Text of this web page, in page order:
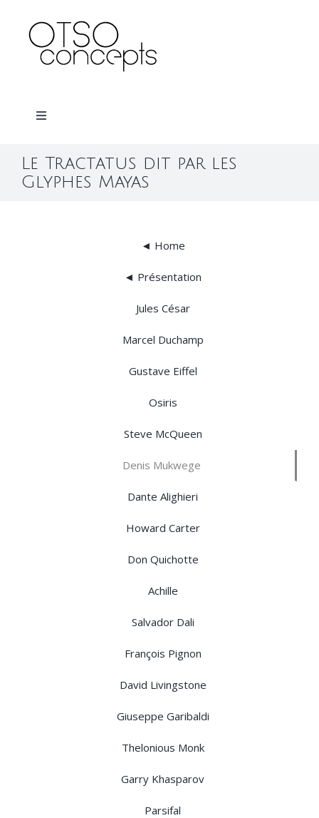
content
Toggle
Home
Le Tractatus dit par les
Glyphes Mayas
◄ Home
◄ Présentation
Jules César
Marcel Duchamp
Gustave Eiffel
Osiris
Steve McQueen
Denis Mukwege
Dante Alighieri
Howard Carter
Don Quichotte
Achille
Salvador Dali
François Pignon
David Livingstone
Giuseppe Garibaldi
Thelonious Monk
Garry Khasparov
Parsifal